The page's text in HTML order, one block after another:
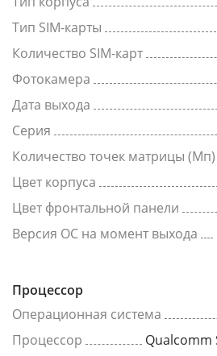
Тип SIM-карты
Количество SIM-карт
Фотокамера
Дата выхода
Серия
Количество точек матрицы (Мп)
Цвет корпуса
Цвет фронтальной панели
Версия ОС на момент выхода
Процессор
Операционная система
Процессор
Qualcomm